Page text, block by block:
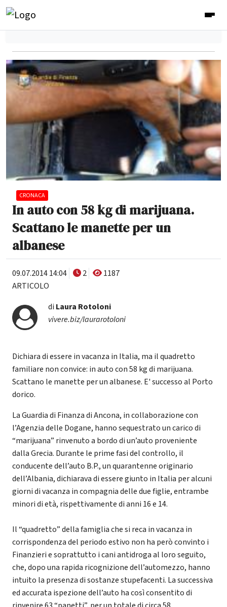
CRONACA
In auto con 58 kg di marijuana.
Scattano le manette per un
albanese
09.07.2014 14:04 2
1187
ARTICOLO
di Laura Rotoloni
vivere.biz/laurarotoloni
Dichiara di essere in vacanza in Italia, ma il quadretto
familiare non convice: in auto con 58 kg di marijuana.
Scattano le manette per un albanese. E' successo al Porto
dorico.
La Guardia di Finanza di Ancona, in collaborazione con
l’Agenzia delle Dogane, hanno sequestrato un carico di
“marijuana” rinvenuto a bordo di un’auto proveniente
dalla Grecia. Durante le prime fasi del controllo, il
conducente dell’auto B.P., un quarantenne originario
dell’Albania, dichiarava di essere giunto in Italia per alcuni
giorni di vacanza in compagnia delle due figlie, entrambe
minori di età, rispettivamente di anni 16 e 14.
Il “quadretto” della famiglia che si reca in vacanza in
corrispondenza del periodo estivo non ha però convinto i
Finanzieri e soprattutto i cani antidroga al loro seguito,
che, dopo una rapida ricognizione dell’automezzo, hanno
intuito la presenza di sostanze stupefacenti. La successiva
ed accurata ispezione dell’auto ha così consentito di